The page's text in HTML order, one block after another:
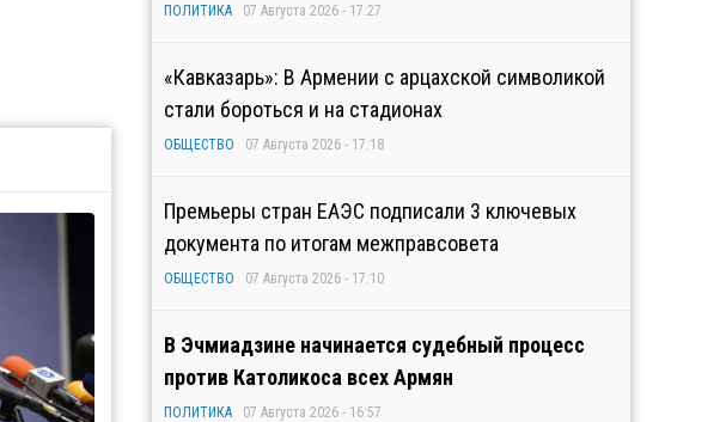
ПОЛИТИКА 07 Августа 2026 - 17:27
«Кавказарь»: В Армении с арцахской символикой
стали бороться и на стадионах
ОБЩЕСТВО 07 Августа 2026 - 17:18
Премьеры стран ЕАЭС подписали 3 ключевых
документа по итогам межправсовета
ОБЩЕСТВО 07 Августа 2026 - 17:10
В Эчмиадзине начинается судебный процесс
против Католикоса всех Армян
ПОЛИТИКА 07 Августа 2026 - 16:57